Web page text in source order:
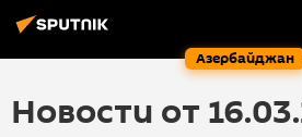
Азербайджан
Новости от